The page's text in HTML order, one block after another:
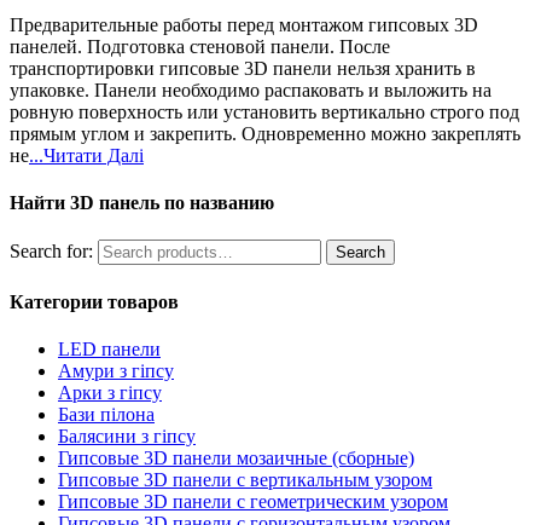
Предварительные работы перед монтажом гипсовых 3D
панелей. Подготовка стеновой панели. После
транспортировки гипсовые 3D панели нельзя хранить в
упаковке. Панели необходимо распаковать и выложить на
ровную поверхность или установить вертикально строго под
прямым углом и закрепить. Одновременно можно закреплять
не...Читати Далі
Найти 3D панель по названию
Search for: Search
Категории товаров
LED панели
Амури з гіпсу
Арки з гіпсу
Бази пілона
Балясини з гіпсу
Гипсовые 3D панели мозаичные (сборные)
Гипсовые 3D панели с вертикальным узором
Гипсовые 3D панели с геометрическим узором